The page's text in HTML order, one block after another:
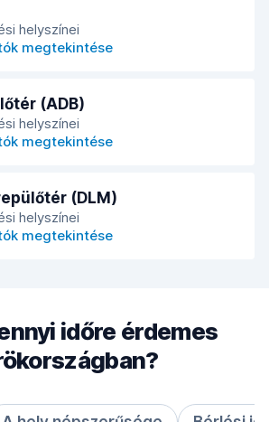
helyszínei
megtekintése
(ADB)
helyszínei
megtekintése
(DLM)
helyszínei
megtekintése
időre érdemes